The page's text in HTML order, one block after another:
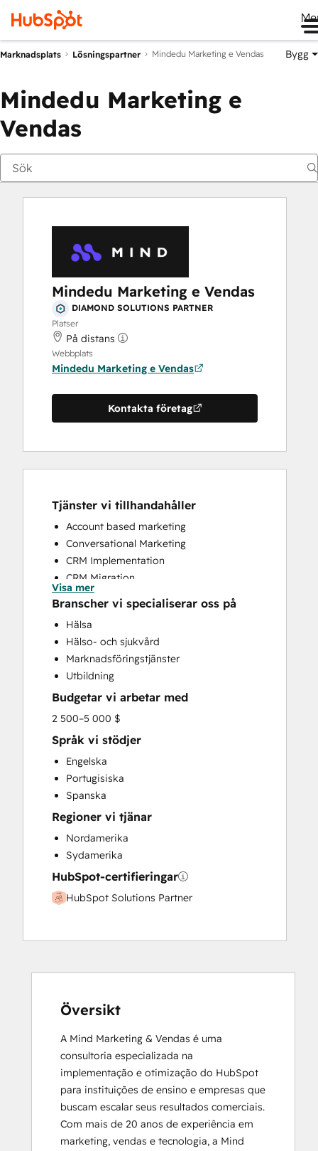
Marknadsplats Lösningspartner Mindedu Marketing e Vendas Bygg
Mindedu Marketing e
Vendas
Mindedu Marketing e Vendas
DIAMOND SOLUTIONS PARTNER
Platser
På distans
Webbplats
Mindedu Marketing e Vendas
Kontakta företag
Tjänster vi tillhandahåller
Account based marketing
Conversational Marketing
CRM Implementation
CRM Migration
Customer Marketing
Customer Success Training
Customer Support Training
Email Marketing
Full Inbound Marketing Services
HubSpot Onboarding
Paid Advertising
Programmable Automation
Sales and Marketing Alignment
Sales Coaching and Training
Search Engine Optimization
Website Design
Website Development
Visa mer
Branscher vi specialiserar oss på
Hälsa
Hälso- och sjukvård
Marknadsföringstjänster
Utbildning
Budgetar vi arbetar med
2 500–5 000 $
Språk vi stödjer
Engelska
Portugisiska
Spanska
Regioner vi tjänar
Nordamerika
Sydamerika
HubSpot-certifieringar
HubSpot Solutions Partner
Översikt
A Mind Marketing & Vendas é uma
consultoria especializada na
implementação e otimização do HubSpot
para instituições de ensino e empresas que
buscam escalar seus resultados comerciais.
Com mais de 20 anos de experiência em
marketing, vendas e tecnologia, a Mind